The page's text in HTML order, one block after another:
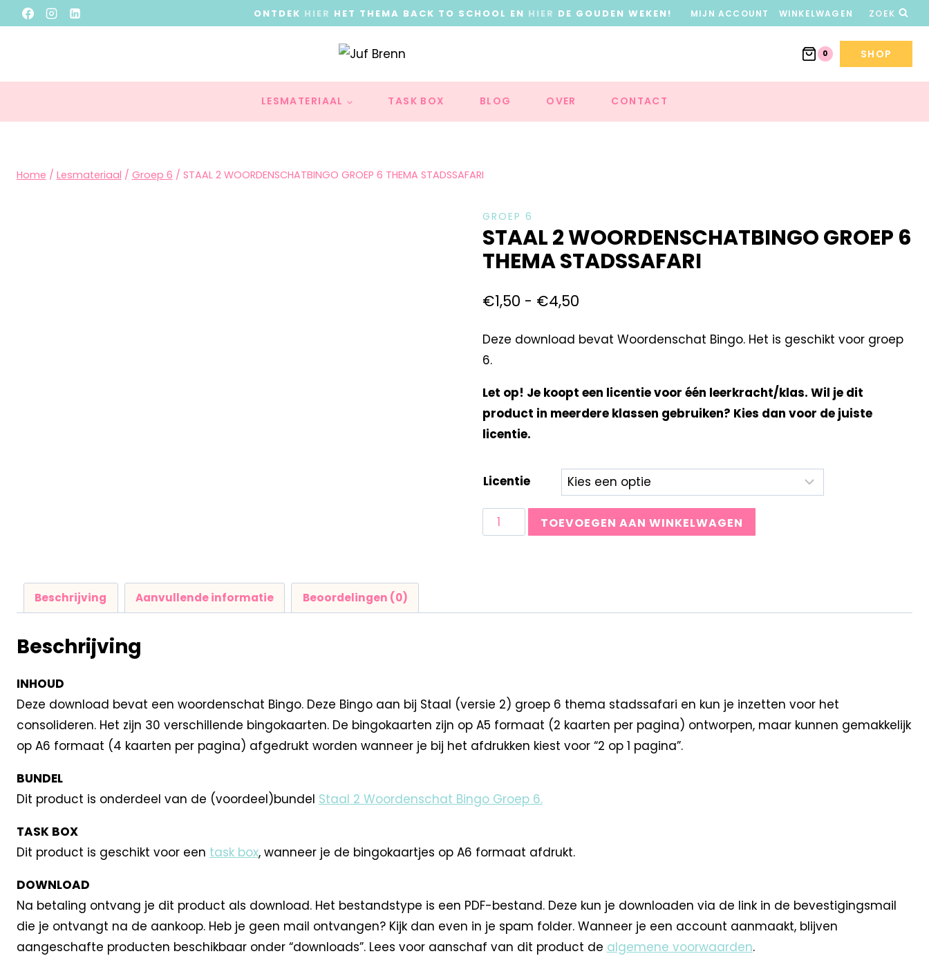
ONTDEK HIER HET THEMA BACK TO SCHOOL EN HIER DE GOUDEN WEKEN! MIJN ACCOUNT WINKELWAGEN ZOEK
0 SHOP
LESMATERIAAL TASK BOX BLOG OVER CONTACT
Home / Lesmateriaal / Groep 6 / STAAL 2 WOORDENSCHATBINGO GROEP 6 THEMA STADSSAFARI
GROEP 6
STAAL 2 WOORDENSCHATBINGO GROEP 6
THEMA STADSSAFARI
€1,50 - €4,50
Deze download bevat Woordenschat Bingo. Het is geschikt voor groep
6.
Let op! Je koopt een licentie voor één leerkracht/klas. Wil je dit
product in meerdere klassen gebruiken? Kies dan voor de juiste
licentie.
Licentie
TOEVOEGEN AAN WINKELWAGEN
Beschrijving Aanvullende informatie Beoordelingen (0)
Beschrijving
INHOUD
Deze download bevat een woordenschat Bingo. Deze Bingo aan bij Staal (versie 2) groep 6 thema stadssafari en kun je inzetten voor het
consolideren. Het zijn 30 verschillende bingokaarten. De bingokaarten zijn op A5 formaat (2 kaarten per pagina) ontworpen, maar kunnen gemakkelijk
op A6 formaat (4 kaarten per pagina) afgedrukt worden wanneer je bij het afdrukken kiest voor “2 op 1 pagina”.
BUNDEL
Dit product is onderdeel van de (voordeel)bundel Staal 2 Woordenschat Bingo Groep 6.
TASK BOX
Dit product is geschikt voor een task box, wanneer je de bingokaartjes op A6 formaat afdrukt.
DOWNLOAD
Na betaling ontvang je dit product als download. Het bestandstype is een PDF-bestand. Deze kun je downloaden via de link in de bevestigingsmail
die je ontvangt na de aankoop. Heb je geen mail ontvangen? Kijk dan even in je spam folder. Wanneer je een account aanmaakt, blijven
aangeschafte producten beschikbaar onder “downloads”. Lees voor aanschaf van dit product de algemene voorwaarden.